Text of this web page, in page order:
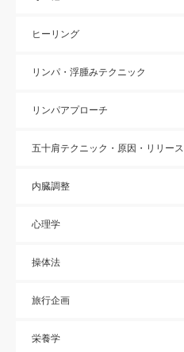
ヒーリング
リンパ・浮腫みテクニック
リンパアプローチ
五十肩テクニック・原因・リリース
内臓調整
心理学
操体法
旅行企画
栄養学